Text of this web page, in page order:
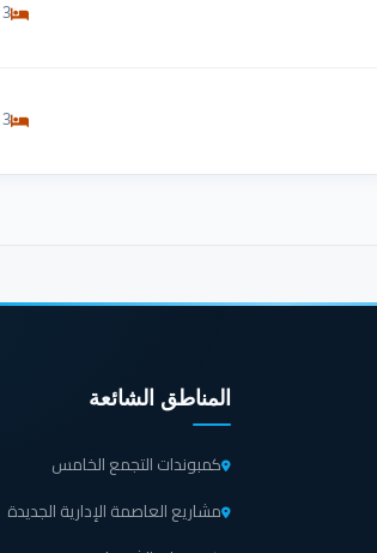
3 غرف
3 غرف
المناطق الشائعة
كمبوندات التجمع الخامس
مشاريع العاصمة الإدارية الجديدة